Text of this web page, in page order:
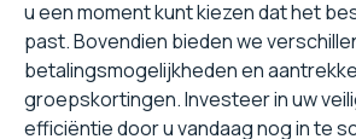
u een moment kunt kiezen dat het
past. Bovendien bieden we
betalingsmogelijkheden en
groepskortingen. Investeer in uw
efficiëntie door u vandaag nog in te